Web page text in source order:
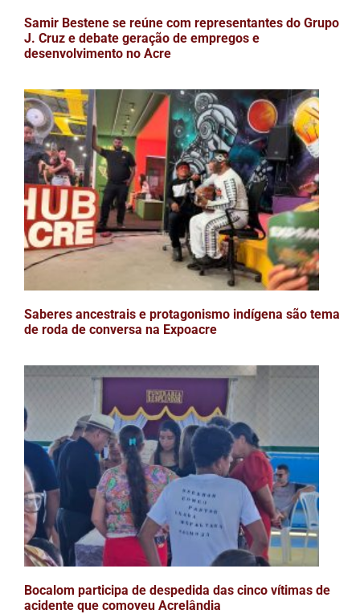
Samir Bestene se reúne com representantes do Grupo
J. Cruz e debate geração de empregos e
desenvolvimento no Acre
Saberes ancestrais e protagonismo indígena são tema
de roda de conversa na Expoacre
Bocalom participa de despedida das cinco vítimas de
acidente que comoveu Acrelândia